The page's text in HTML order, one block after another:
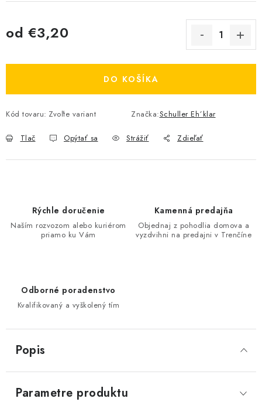
od €3,20
DO KOŠÍKA
Kód tovaru: Zvoľte variant Značka:Schuller Eh´klar
Tlač Opýtať sa Strážiť Zdieľať
Rýchle doručenie
Naším rozvozom alebo kuriérom
priamo ku Vám
Kamenná predajňa
Objednaj z pohodlia domova a
vyzdvihni na predajni v Trenčíne
Odborné poradenstvo
Kvalifikovaný a vyškolený tím
Popis
Parametre produktu